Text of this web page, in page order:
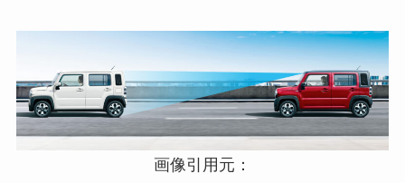
画像引用元：